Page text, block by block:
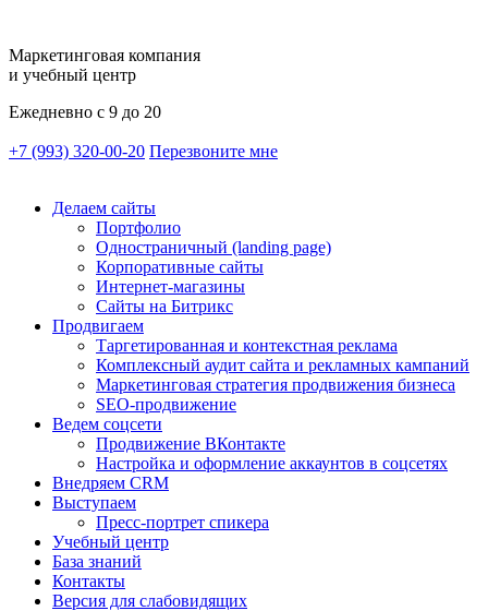
Маркетинговая компания
и учебный центр
Ежедневно с 9 до 20
+7 (993) 320-00-20 Перезвоните мне
Делаем сайты
Портфолио
Одностраничный (landing page)
Корпоративные сайты
Интернет-магазины
Сайты на Битрикс
Продвигаем
Таргетированная и контекстная реклама
Комплексный аудит сайта и рекламных кампаний
Маркетинговая стратегия продвижения бизнеса
SEO-продвижение
Ведем соцсети
Продвижение ВКонтакте
Настройка и оформление аккаунтов в соцсетях
Внедряем CRM
Выступаем
Пресс-портрет спикера
Учебный центр
База знаний
Контакты
Версия для слабовидящих